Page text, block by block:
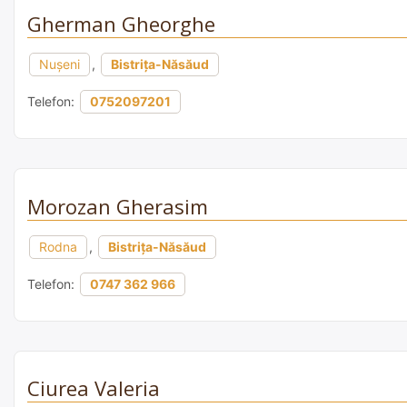
Gherman Gheorghe
Nușeni , Bistrița-Năsăud
Telefon: 0752097201
Morozan Gherasim
Rodna , Bistrița-Năsăud
Telefon: 0747 362 966
Ciurea Valeria